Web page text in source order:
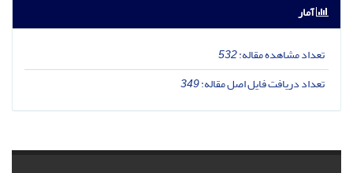
آمار
تعداد مشاهده مقاله:532
تعداد دریافت فایل اصل مقاله:349